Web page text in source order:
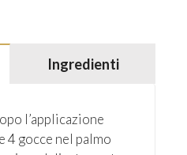
Ingredienti
l’applicazione
4 gocce nel palmo